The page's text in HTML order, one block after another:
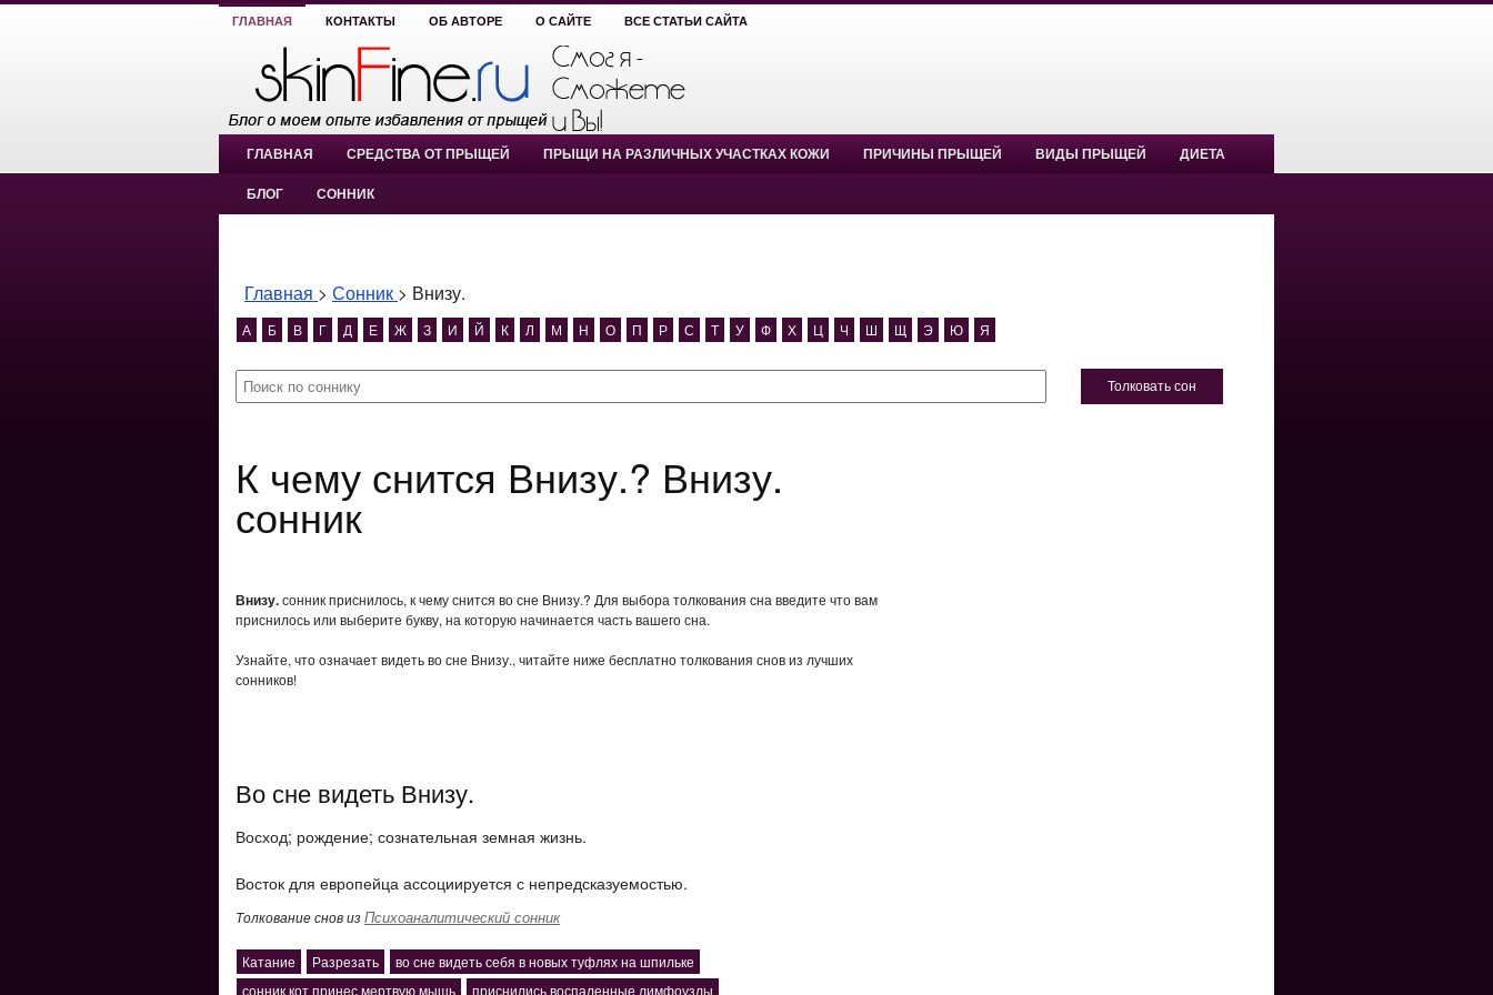
ГЛАВНАЯ КОНТАКТЫ ОБ АВТОРЕ О САЙТЕ ВСЕ СТАТЬИ САЙТА
ГЛАВНАЯ СРЕДСТВА ОТ ПРЫЩЕЙ ПРЫЩИ НА РАЗЛИЧНЫХ УЧАСТКАХ КОЖИ ПРИЧИНЫ ПРЫЩЕЙ ВИДЫ ПРЫЩЕЙ ДИЕТА
БЛОГ СОННИК
Главная > Сонник > Внизу.
А Б В Г Д Е Ж З И Й К Л М Н О П Р С Т У Ф Х Ц Ч Ш Щ Э Ю Я
Толковать сон
К чему снится Внизу.? Внизу.
сонник
Внизу.сонник приснилось, к чему снится во сне Внизу.? Для выбора толкования сна введите что вам
приснилось или выберите букву, на которую начинается часть вашего сна.
Узнайте, что означает видеть во сне Внизу., читайте ниже бесплатно толкования снов из лучших
сонников!
Во сне видеть Внизу.
Восход; рождение; сознательная земная жизнь.
Восток для европейца ассоциируется с непредсказуемостью.
Толкование снов изПсихоаналитический сонник
Катание Разрезать
во сне видеть себя в новых туфлях на шпильке
сонник кот принес мертвую мышь
приснились воспаленные лимфоузлы